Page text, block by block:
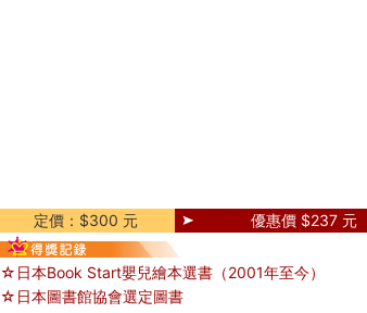
定價：$300 元 優惠價 $237 元
☆日本Book Start嬰兒繪本選書（2001年至今）
☆日本圖書館協會選定圖書